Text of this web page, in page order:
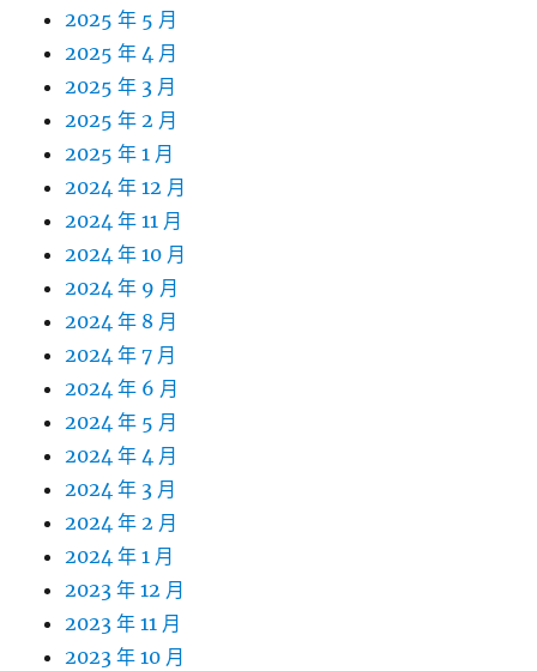
2025 年 5 月
2025 年 4 月
2025 年 3 月
2025 年 2 月
2025 年 1 月
2024 年 12 月
2024 年 11 月
2024 年 10 月
2024 年 9 月
2024 年 8 月
2024 年 7 月
2024 年 6 月
2024 年 5 月
2024 年 4 月
2024 年 3 月
2024 年 2 月
2024 年 1 月
2023 年 12 月
2023 年 11 月
2023 年 10 月